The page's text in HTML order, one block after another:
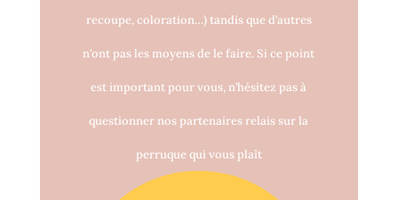
recoupe, coloration…) tandis que d’autres
n’ont pas les moyens de le faire. Si ce point
est important pour vous, n’hésitez pas à
questionner nos partenaires relais sur la
perruque qui vous plaît